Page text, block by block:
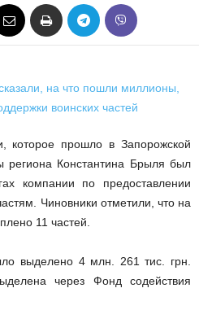
которое прошло в Запорожской
региона Константина Брыля был
компании по предоставлении
Чиновники отметили, что на
11 частей.
выделено 4 млн. 261 тис. грн.
через Фонд содействия